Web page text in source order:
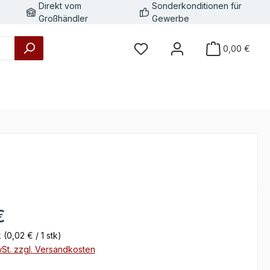
Direkt vom
Großhändler
Sonderkonditionen für
Gewerbe
0,00 €
(0,02 € / 1 stk)
zzgl. Versandkosten